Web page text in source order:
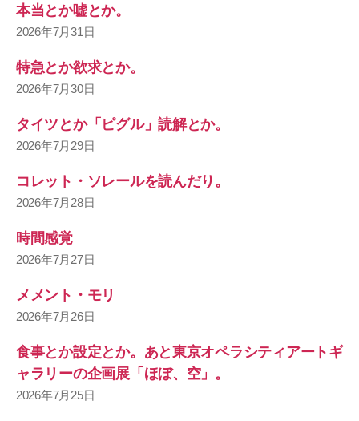
本当とか嘘とか。
2026年7月31日
特急とか欲求とか。
2026年7月30日
タイツとか「ピグル」読解とか。
2026年7月29日
コレット・ソレールを読んだり。
2026年7月28日
時間感覚
2026年7月27日
メメント・モリ
2026年7月26日
食事とか設定とか。あと東京オペラシティアートギ
ャラリーの企画展「ほぼ、空」。
2026年7月25日